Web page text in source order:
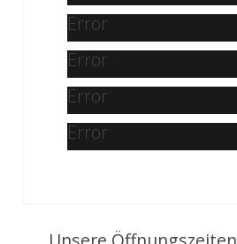
Error
Error
Error
Error